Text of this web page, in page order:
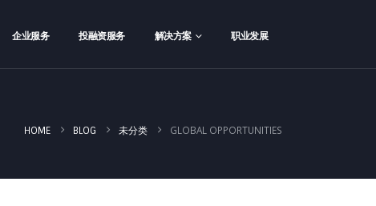
企业服务 投融资服务 解决方案 职业发展
HOME BLOG 未分类 GLOBAL OPPORTUNITIES